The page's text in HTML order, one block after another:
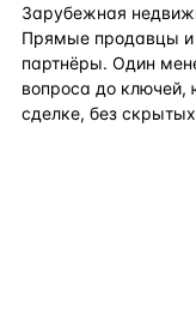
Зарубежная
Прямые продавцы и
партнёры. Один
вопроса до
сделке, без